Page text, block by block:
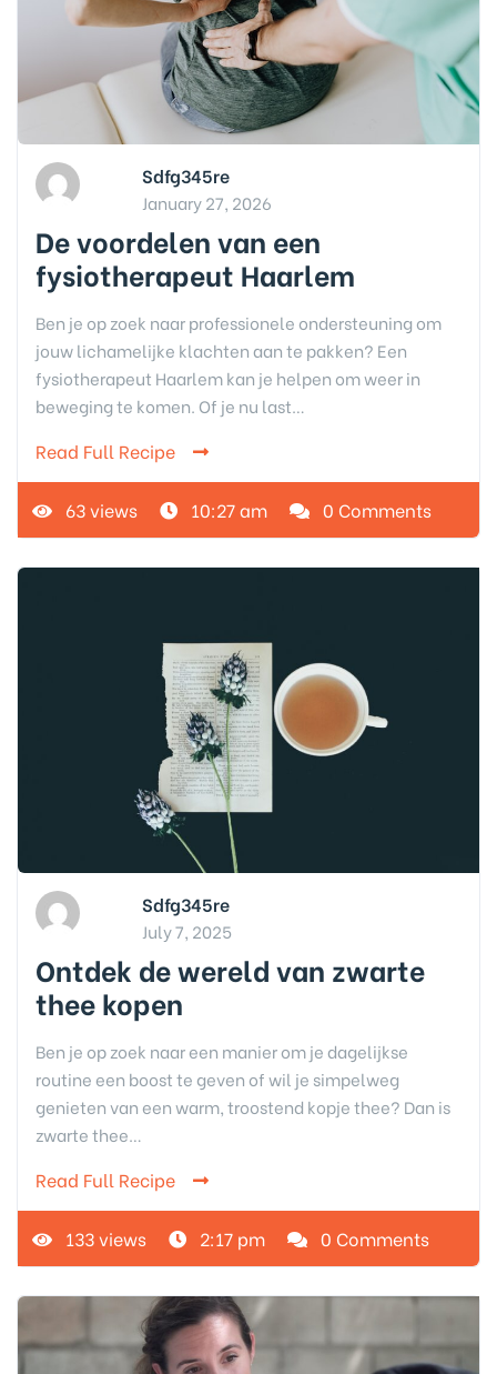
Sdfg345re
January 27, 2026
De voordelen van een
fysiotherapeut Haarlem
Ben je op zoek naar professionele ondersteuning om
jouw lichamelijke klachten aan te pakken? Een
fysiotherapeut Haarlem kan je helpen om weer in
beweging te komen. Of je nu last…
Read Full Recipe
63 views 10:27 am 0 Comments
Sdfg345re
July 7, 2025
Ontdek de wereld van zwarte
thee kopen
Ben je op zoek naar een manier om je dagelijkse
routine een boost te geven of wil je simpelweg
genieten van een warm, troostend kopje thee? Dan is
zwarte thee…
Read Full Recipe
133 views 2:17 pm 0 Comments